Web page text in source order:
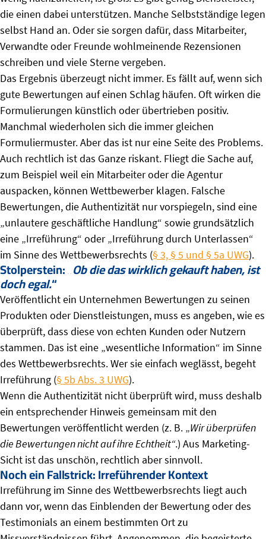
die einen dabei unterstützen. Manche Selbstständige legen
selbst Hand an. Oder sie sorgen dafür, dass Mitarbeiter,
Verwandte oder Freunde wohlmeinende Rezensionen
schreiben und viele Sterne vergeben.
Das Ergebnis überzeugt nicht immer. Es fällt auf, wenn sich
gute Bewertungen auf einen Schlag häufen. Oft wirken die
Formulierungen künstlich oder übertrieben positiv.
Manchmal wiederholen sich die immer gleichen
Formuliermuster. Aber das ist nur eine Seite des Problems.
Auch rechtlich ist das Ganze riskant. Fliegt die Sache auf,
zum Beispiel weil ein Mitarbeiter oder die Agentur
auspacken, können Wettbewerber klagen. Falsche
Bewertungen, die Authentizität nur vorspiegeln, sind eine
„unlautere geschäftliche Handlung“ sowie grundsätzlich
eine „Irreführung“ oder „Irreführung durch Unterlassen“
im Sinne des Wettbewerbsrechts (§ 3, § 5 und § 5a UWG).
Stolperstein: „Ob die das wirklich gekauft haben, ist
doch egal.“
Veröffentlicht ein Unternehmen Bewertungen zu seinen
Produkten oder Dienstleistungen, muss es angeben, wie es
überprüft, dass diese von echten Kunden oder Nutzern
stammen. Das ist eine „wesentliche Information“ im Sinne
des Wettbewerbsrechts. Wer sie einfach weglässt, begeht
Irreführung (§ 5b Abs. 3 UWG).
Wenn die Authentizität nicht überprüft wird, muss deshalb
ein entsprechender Hinweis gemeinsam mit den
Bewertungen veröffentlicht werden (z. B. „Wir überprüfen
die Bewertungen nicht auf ihre Echtheit“.) Aus Marketing-
Sicht ist das unschön, rechtlich aber sinnvoll.
Noch ein Fallstrick: Irreführender Kontext
Irreführung im Sinne des Wettbewerbsrechts liegt auch
dann vor, wenn das Einblenden der Bewertung oder des
Testimonials an einem bestimmten Ort zu